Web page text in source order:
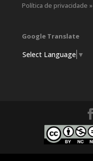
Política de privacidade »
Google Translate
Select Language ▼